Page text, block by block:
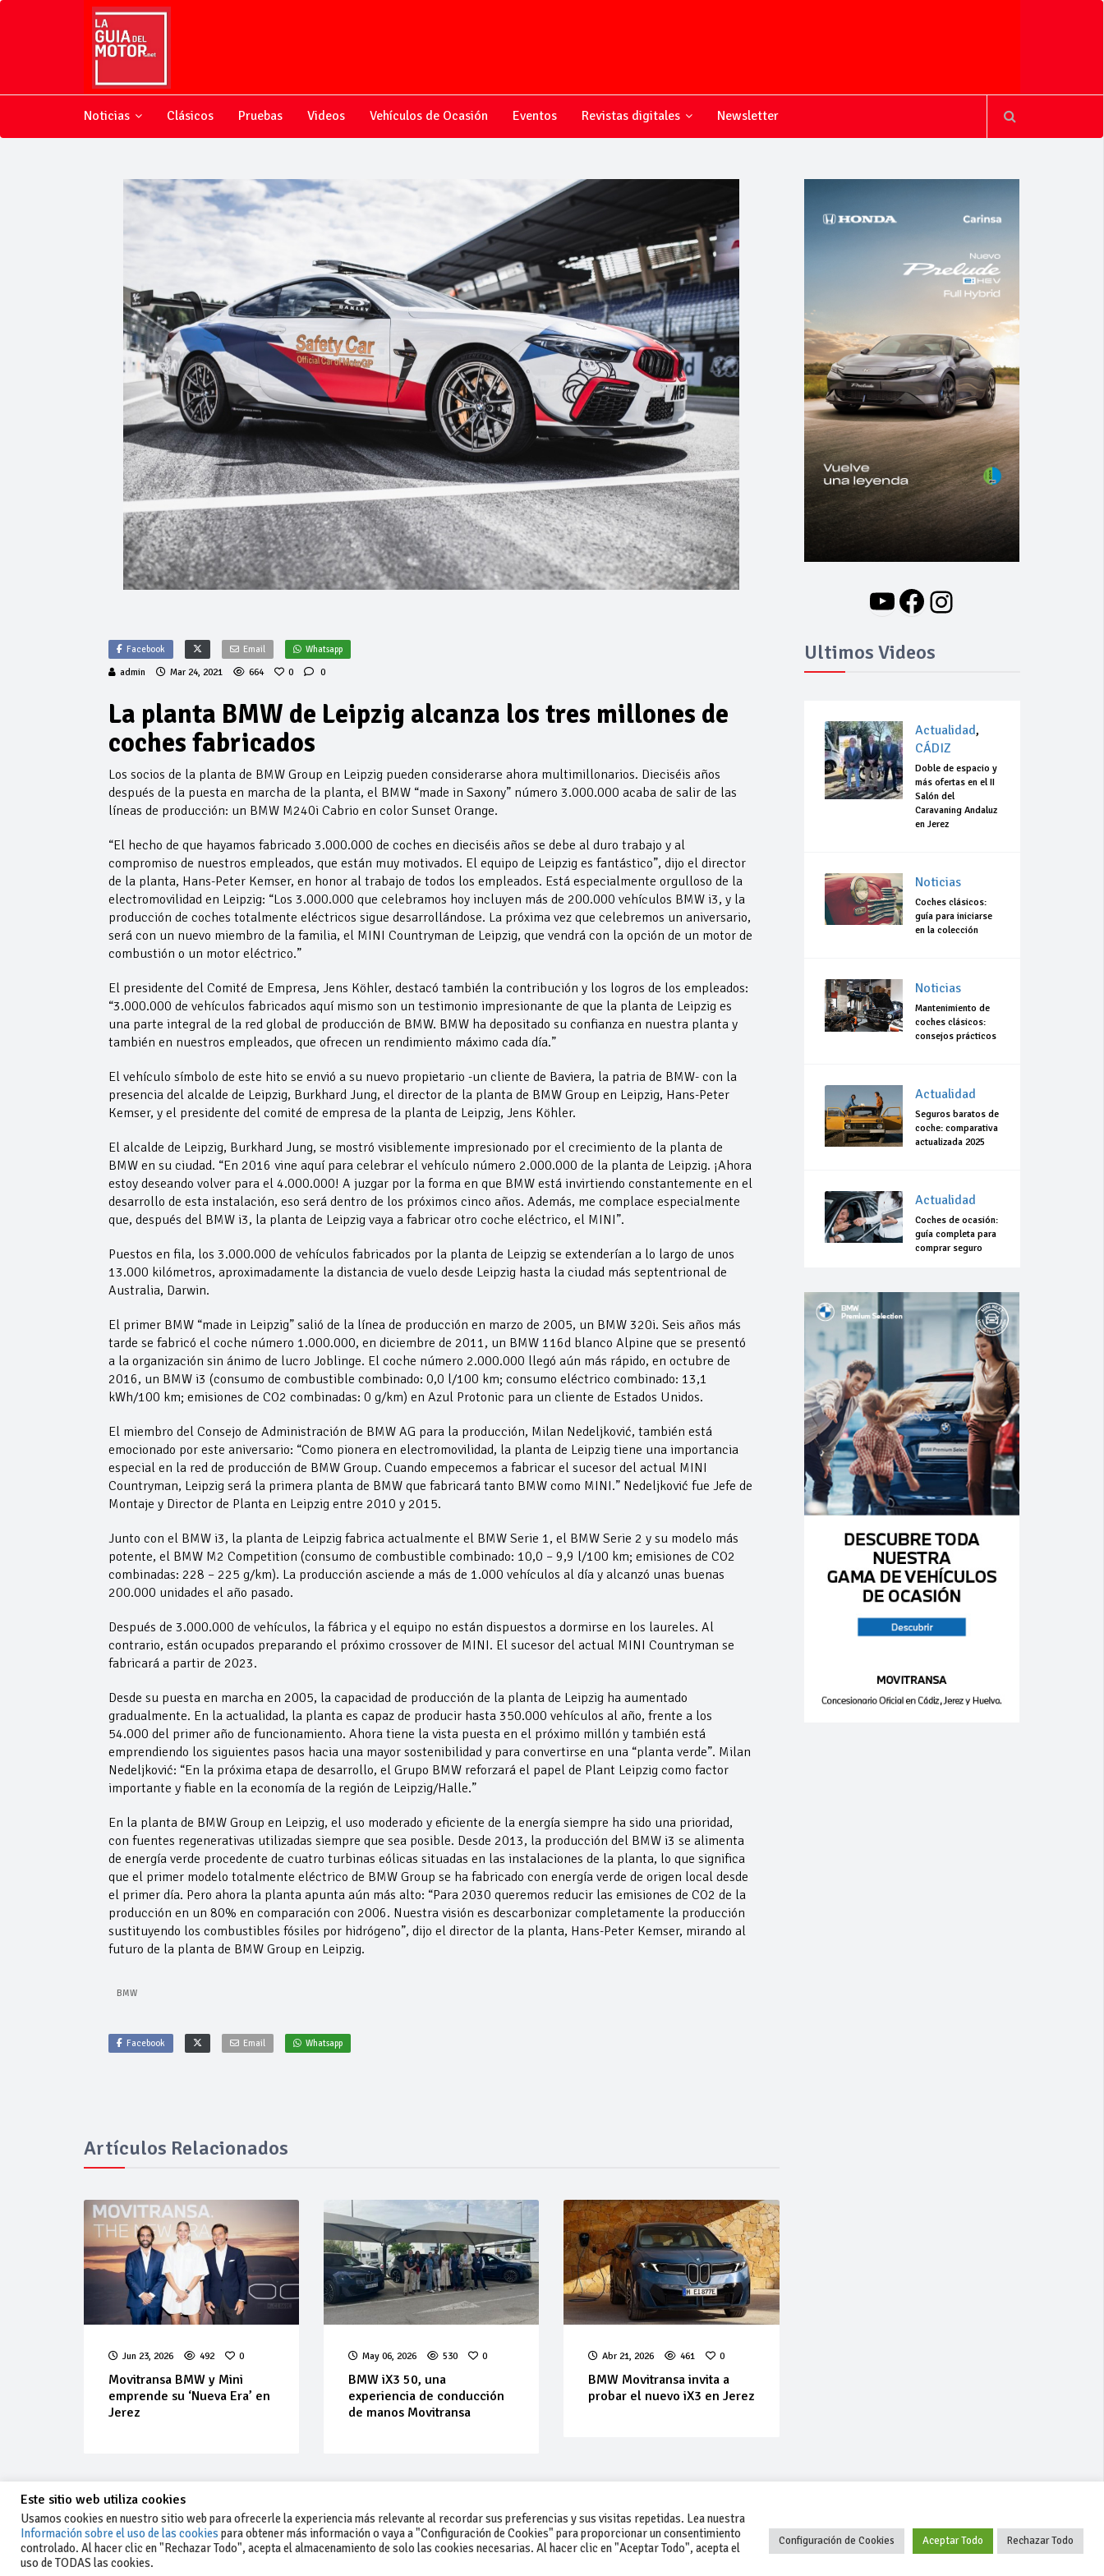
Noticias Clásicos Pruebas Videos Vehículos de Ocasión Eventos Revistas digitales Newsletter
Facebook Email Whatsapp
admin Mar 24, 2021 664 0 0
La planta BMW de Leipzig alcanza los tres millones de
coches fabricados
Los socios de la planta de BMW Group en Leipzig pueden considerarse ahora multimillonarios. Dieciséis años
después de la puesta en marcha de la planta, el BMW “made in Saxony” número 3.000.000 acaba de salir de las
líneas de producción: un BMW M240i Cabrio en color Sunset Orange.
“El hecho de que hayamos fabricado 3.000.000 de coches en dieciséis años se debe al duro trabajo y al
compromiso de nuestros empleados, que están muy motivados. El equipo de Leipzig es fantástico”, dijo el director
de la planta, Hans-Peter Kemser, en honor al trabajo de todos los empleados. Está especialmente orgulloso de la
electromovilidad en Leipzig: “Los 3.000.000 que celebramos hoy incluyen más de 200.000 vehículos BMW i3, y la
producción de coches totalmente eléctricos sigue desarrollándose. La próxima vez que celebremos un aniversario,
será con un nuevo miembro de la familia, el MINI Countryman de Leipzig, que vendrá con la opción de un motor de
combustión o un motor eléctrico.”
El presidente del Comité de Empresa, Jens Köhler, destacó también la contribución y los logros de los empleados:
“3.000.000 de vehículos fabricados aquí mismo son un testimonio impresionante de que la planta de Leipzig es
una parte integral de la red global de producción de BMW. BMW ha depositado su confianza en nuestra planta y
también en nuestros empleados, que ofrecen un rendimiento máximo cada día.”
El vehículo símbolo de este hito se envió a su nuevo propietario -un cliente de Baviera, la patria de BMW- con la
presencia del alcalde de Leipzig, Burkhard Jung, el director de la planta de BMW Group en Leipzig, Hans-Peter
Kemser, y el presidente del comité de empresa de la planta de Leipzig, Jens Köhler.
El alcalde de Leipzig, Burkhard Jung, se mostró visiblemente impresionado por el crecimiento de la planta de
BMW en su ciudad. “En 2016 vine aquí para celebrar el vehículo número 2.000.000 de la planta de Leipzig. ¡Ahora
estoy deseando volver para el 4.000.000! A juzgar por la forma en que BMW está invirtiendo constantemente en el
desarrollo de esta instalación, eso será dentro de los próximos cinco años. Además, me complace especialmente
que, después del BMW i3, la planta de Leipzig vaya a fabricar otro coche eléctrico, el MINI”.
Puestos en fila, los 3.000.000 de vehículos fabricados por la planta de Leipzig se extenderían a lo largo de unos
13.000 kilómetros, aproximadamente la distancia de vuelo desde Leipzig hasta la ciudad más septentrional de
Australia, Darwin.
El primer BMW “made in Leipzig” salió de la línea de producción en marzo de 2005, un BMW 320i. Seis años más
tarde se fabricó el coche número 1.000.000, en diciembre de 2011, un BMW 116d blanco Alpine que se presentó
a la organización sin ánimo de lucro Joblinge. El coche número 2.000.000 llegó aún más rápido, en octubre de
2016, un BMW i3 (consumo de combustible combinado: 0,0 l/100 km; consumo eléctrico combinado: 13,1
kWh/100 km; emisiones de CO2 combinadas: 0 g/km) en Azul Protonic para un cliente de Estados Unidos.
El miembro del Consejo de Administración de BMW AG para la producción, Milan Nedeljković, también está
emocionado por este aniversario: “Como pionera en electromovilidad, la planta de Leipzig tiene una importancia
especial en la red de producción de BMW Group. Cuando empecemos a fabricar el sucesor del actual MINI
Countryman, Leipzig será la primera planta de BMW que fabricará tanto BMW como MINI.” Nedeljković fue Jefe de
Montaje y Director de Planta en Leipzig entre 2010 y 2015.
Junto con el BMW i3, la planta de Leipzig fabrica actualmente el BMW Serie 1, el BMW Serie 2 y su modelo más
potente, el BMW M2 Competition (consumo de combustible combinado: 10,0 – 9,9 l/100 km; emisiones de CO2
combinadas: 228 – 225 g/km). La producción asciende a más de 1.000 vehículos al día y alcanzó unas buenas
200.000 unidades el año pasado.
Después de 3.000.000 de vehículos, la fábrica y el equipo no están dispuestos a dormirse en los laureles. Al
contrario, están ocupados preparando el próximo crossover de MINI. El sucesor del actual MINI Countryman se
fabricará a partir de 2023.
Desde su puesta en marcha en 2005, la capacidad de producción de la planta de Leipzig ha aumentado
gradualmente. En la actualidad, la planta es capaz de producir hasta 350.000 vehículos al año, frente a los
54.000 del primer año de funcionamiento. Ahora tiene la vista puesta en el próximo millón y también está
emprendiendo los siguientes pasos hacia una mayor sostenibilidad y para convertirse en una “planta verde”. Milan
Nedeljković: “En la próxima etapa de desarrollo, el Grupo BMW reforzará el papel de Plant Leipzig como factor
importante y fiable en la economía de la región de Leipzig/Halle.”
En la planta de BMW Group en Leipzig, el uso moderado y eficiente de la energía siempre ha sido una prioridad,
con fuentes regenerativas utilizadas siempre que sea posible. Desde 2013, la producción del BMW i3 se alimenta
de energía verde procedente de cuatro turbinas eólicas situadas en las instalaciones de la planta, lo que significa
que el primer modelo totalmente eléctrico de BMW Group se ha fabricado con energía verde de origen local desde
el primer día. Pero ahora la planta apunta aún más alto: “Para 2030 queremos reducir las emisiones de CO2 de la
producción en un 80% en comparación con 2006. Nuestra visión es descarbonizar completamente la producción
sustituyendo los combustibles fósiles por hidrógeno”, dijo el director de la planta, Hans-Peter Kemser, mirando al
futuro de la planta de BMW Group en Leipzig.
BMW
Facebook Email Whatsapp
Artículos Relacionados
Jun 23, 2026 492 0
Movitransa BMW y Mini
emprende su ‘Nueva Era’ en
Jerez
May 06, 2026 530 0
BMW iX3 50, una
experiencia de conducción
de manos Movitransa
Abr 21, 2026 461 0
BMW Movitransa invita a
probar el nuevo iX3 en Jerez
YouTube
Facebook
Instagram
Ultimos Videos
Actualidad,
CÁDIZ
Doble de espacio y
más ofertas en el II
Salón del
Caravaning Andaluz
en Jerez
Noticias
Coches clásicos:
guía para iniciarse
en la colección
Noticias
Mantenimiento de
coches clásicos:
consejos prácticos
Actualidad
Seguros baratos de
coche: comparativa
actualizada 2025
Actualidad
Coches de ocasión:
guía completa para
comprar seguro
-Aviso legal y condiciones generales
-Contacto
+34 627 35 00 36
Este sitio web utiliza cookies
Usamos cookies en nuestro sitio web para ofrecerle la experiencia más relevante al recordar sus preferencias y sus visitas repetidas. Lea nuestra
Información sobre el uso de las cookies para obtener más información o vaya a "Configuración de Cookies" para proporcionar un consentimiento
controlado. Al hacer clic en "Rechazar Todo", acepta el almacenamiento de solo las cookies necesarias. Al hacer clic en "Aceptar Todo", acepta el
uso de TODAS las cookies.
Configuración de Cookies Aceptar Todo Rechazar Todo